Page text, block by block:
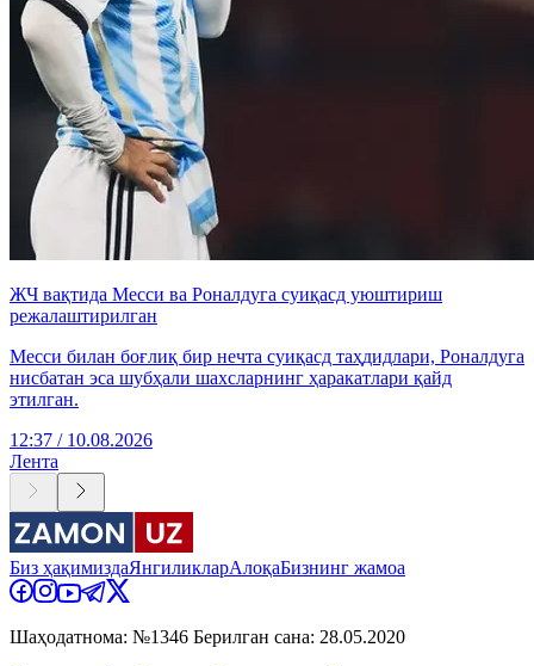
ЖЧ вақтида Месси ва Роналдуга суиқасд уюштириш
режалаштирилган
Месси билан боғлиқ бир нечта суиқасд таҳдидлари, Роналдуга
нисбатан эса шубҳали шахсларнинг ҳаракатлари қайд
этилган.
12:37 / 10.08.2026
Лента
Биз ҳақимиздаЯнгиликларАлоқаБизнинг жамоа
Шаҳодатнома: №1346 Берилган сана: 28.05.2020